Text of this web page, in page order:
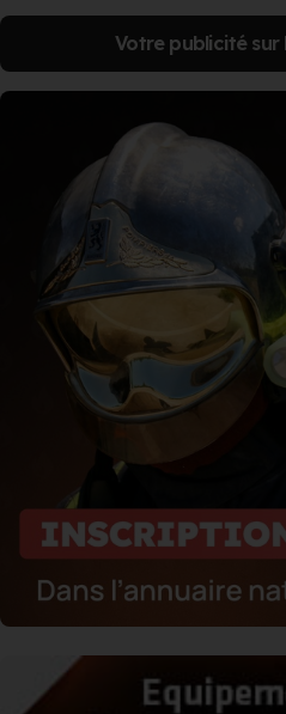
Votre publicité sur